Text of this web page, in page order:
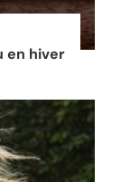
en hiver